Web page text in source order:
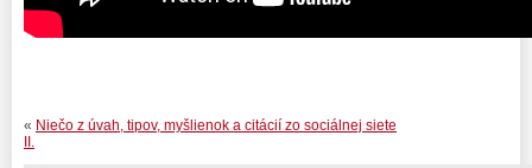
« Niečo z úvah, tipov, myšlienok a citácií zo sociálnej siete
II.